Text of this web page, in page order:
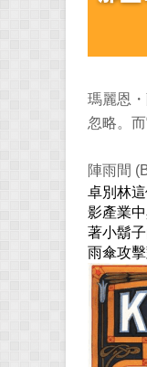
瑪麗恩
忽略。
陣雨間
卓別林
影產業
著小鬍
雨傘攻